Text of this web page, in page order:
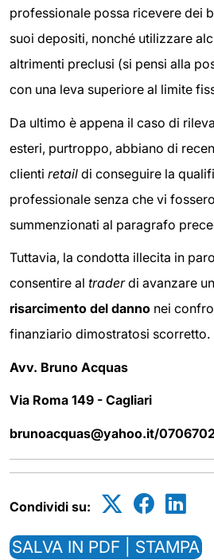
professionale possa ricevere dei
suoi depositi, nonché utilizzare
altrimenti preclusi (si pensi alla
con una leva superiore al limite
Da ultimo è appena il caso di
esteri, purtroppo, abbiano di
clienti retail di conseguire la
professionale senza che vi
summenzionati al paragrafo
Tuttavia, la condotta illecita in
consentire al traderdi avanzare
risarcimento del danno nei
finanziario dimostratosi scorretto.
Avv. Bruno Acquas
Via Roma 149 - Cagliari
brunoacquas@yahoo.it/
Condividi su:
SALVA IN PDF | STAMPA